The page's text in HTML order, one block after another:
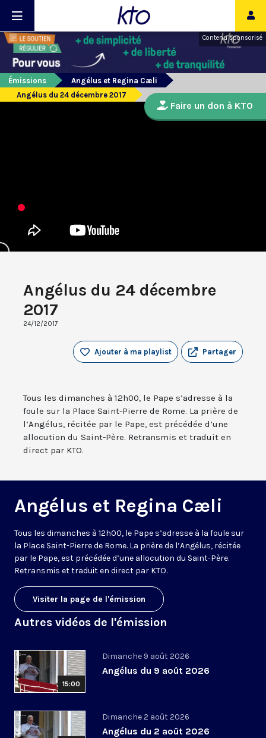
Contenu sponsorisé
Émissions
Angélus et Regina Cæli
Angélus du 24 décembre 2017
Angélus du 24 décembre
2017
24/12/2017
Partager
Ajouter à ma playlist
Tous les dimanches à 12h00, le Pape s’adresse à la
foule sur la Place Saint-Pierre de Rome. La prière de
l’Angélus, récitée par le Pape, est précédée d’une
allocution du Saint-Père. Retransmis et traduit en
direct par KTO.
Angélus et Regina Cæli
Tous les dimanches à 12h00, le Pape s’adresse à la foule sur
la Place Saint-Pierre de Rome. La prière de l’Angélus, récitée
par le Pape, est précédée d’une allocution du Saint-Père.
Retransmis et traduit en direct par KTO.
Visiter la page de l'émission
Autres vidéos de l'émission
15:00
Dimanche 9 août 2026
Angélus du 9 août 2026
Dimanche 2 août 2026
Angélus du 2 août 2026
Faire un don à KTO